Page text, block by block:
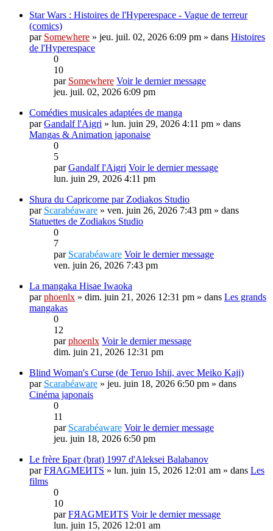
Star Wars : Histoires de l'Hyperespace - Vague de terreur
(comics)
par Somewhere » jeu. juil. 02, 2026 6:09 pm » dans Histoires
de l'Hyperespace
0
10
par Somewhere Voir le dernier message
jeu. juil. 02, 2026 6:09 pm
Comédies musicales adaptées de manga
parGandalf l'Aigri » lun. juin 29, 2026 4:11 pm » dans
Mangas & Animation japonaise
0
5
parGandalf l'Aigri Voir le dernier message
lun. juin 29, 2026 4:11 pm
Shura du Capricorne par Zodiakos Studio
par Scarabéaware » ven. juin 26, 2026 7:43 pm » dans
Statuettes de Zodiakos Studio
0
7
par Scarabéaware Voir le dernier message
ven. juin 26, 2026 7:43 pm
La mangaka Hisae Iwaoka
parphoenlx » dim. juin 21, 2026 12:31 pm » dans Les grands
mangakas
0
12
parphoenlx Voir le dernier message
dim. juin 21, 2026 12:31 pm
Blind Woman's Curse (de Teruo Ishii, avec Meiko Kaji)
par Scarabéaware » jeu. juin 18, 2026 6:50 pm » dans
Cinéma japonais
0
11
par Scarabéaware Voir le dernier message
jeu. juin 18, 2026 6:50 pm
Le frère Брат (brat) 1997 d'Aleksei Balabanov
parFЯAGMEИTS » lun. juin 15, 2026 12:01 am » dans Les
films
0
10
parFЯAGMEИTS Voir le dernier message
lun. juin 15, 2026 12:01 am